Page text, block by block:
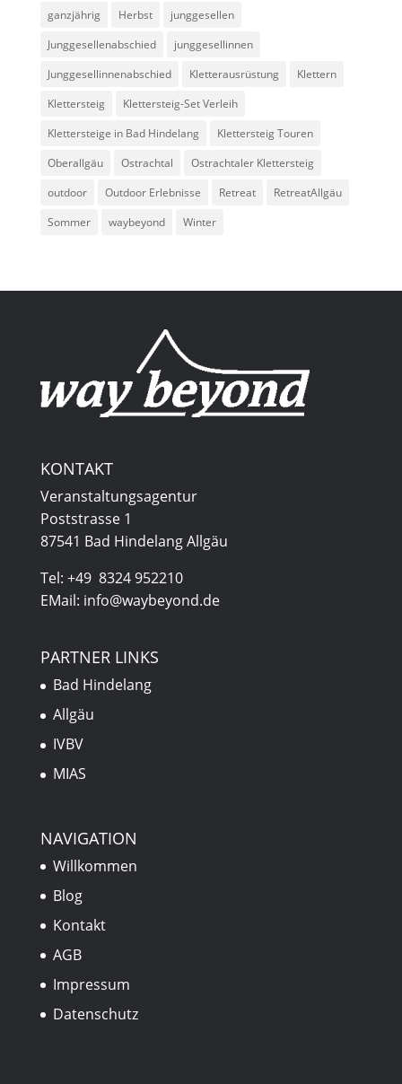
ganzjährig
Herbst
junggesellen
Junggesellenabschied
junggesellinnen
Junggesellinnenabschied
Kletterausrüstung
Klettern
Klettersteig
Klettersteig-Set Verleih
Klettersteige in Bad Hindelang
Klettersteig Touren
Oberallgäu
Ostrachtal
Ostrachtaler Klettersteig
outdoor
Outdoor Erlebnisse Retreat
RetreatAllgäu
Sommer
waybeyond Winter
KONTAKT
Veranstaltungsagentur
Poststrasse 1
87541 Bad Hindelang Allgäu
Tel: +49 8324 952210
EMail: info@waybeyond.de
PARTNER LINKS
Bad Hindelang
Allgäu
IVBV
MIAS
NAVIGATION
Willkommen
Blog
Kontakt
AGB
Impressum
Datenschutz